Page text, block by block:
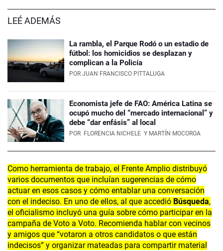
LEÉ ADEMÁS
La rambla, el Parque Rodó o un estadio de
fútbol: los homicidios se desplazan y
complican a la Policía
POR JUAN FRANCISCO PITTALUGA
Economista jefe de FAO: América Latina se
ocupó mucho del “mercado internacional” y
debe “dar enfásis” al local
POR FLORENCIA NICHELE Y MARTÍN MOCOROA
Como herramienta de trabajo, el Frente Amplio distribuyó
varios documentos que incluían sugerencias de cómo
actuar en esos casos y cómo entablar una conversación
con el indeciso. En uno de ellos, al que accedió Búsqueda,
el oficialismo incluyó una guía sobre cómo participar en la
campaña de Voto a Voto. Recomienda hablar con vecinos
y amigos que “votaron a otros candidatos o que están
indecisos” y organizar mateadas para compartir material